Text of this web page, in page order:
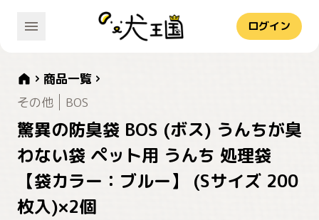
ログイン
商品一覧
その他
BOS
驚異の防臭袋 BOS (ボス) うんちが臭
わない袋 ペット用 うんち 処理袋
【袋カラー：ブルー】 (Sサイズ 200
枚入)×2個